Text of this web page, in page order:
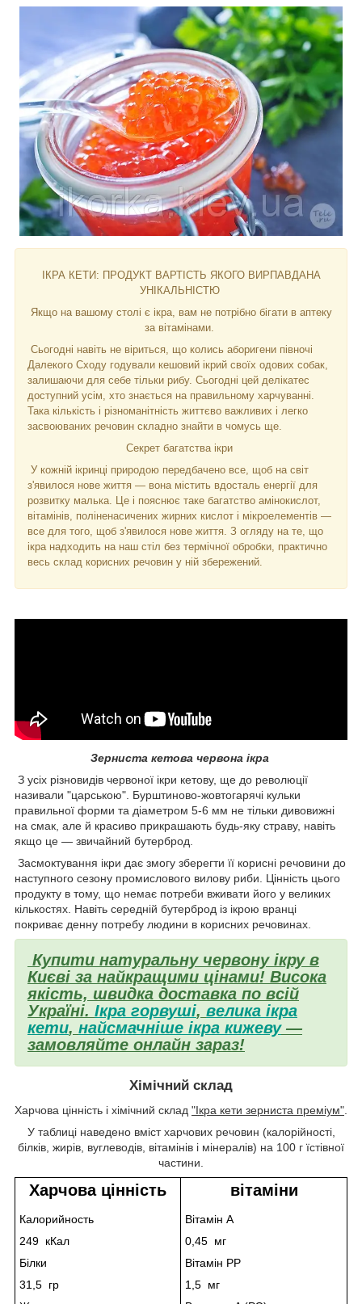
ІКРА КЕТИ: ПРОДУКТ ВАРТІСТЬ ЯКОГО ВИРПАВДАНА
УНІКАЛЬНІСТЮ
Якщо на вашому столі є ікра, вам не потрібно бігати в аптеку
за вітамінами.
Сьогодні навіть не віриться, що колись аборигени півночі
Далекого Сходу годували кешовий ікрий своїх одових собак,
залишаючи для себе тільки рибу. Сьогодні цей делікатес
доступний усім, хто знається на правильному харчуванні.
Така кількість і різноманітність життєво важливих і легко
засвоюваних речовин складно знайти в чомусь ще.
Секрет багатства ікри
У кожній ікринці природою передбачено все, щоб на світ
з'явилося нове життя — вона містить вдосталь енергії для
розвитку малька. Це і пояснює таке багатство амінокислот,
вітамінів, поліненасичених жирних кислот і мікроелементів —
все для того, щоб з'явилося нове життя. З огляду на те, що
ікра надходить на наш стіл без термічної обробки, практично
весь склад корисних речовин у ній збережений.
Зерниста кетова червона ікра
З усіх різновидів червоної ікри кетову, ще до революції
називали "царською". Бурштиново-жовтогарячі кульки
правильної форми та діаметром 5-6 мм не тільки дивовижні
на смак, але й красиво прикрашають будь-яку страву, навіть
якщо це — звичайний бутерброд.
Засмоктування ікри дає змогу зберегти її корисні речовини до
наступного сезону промислового вилову риби. Цінність цього
продукту в тому, що немає потреби вживати його у великих
кількостях. Навіть середній бутерброд із ікрою вранці
покриває денну потребу людини в корисних речовинах.
Купити натуральну червону ікру в
Києві за найкращими цінами! Висока
якість, швидка доставка по всій
Україні. Ікра горвуші, велика ікра
кети, найсмачніше ікра кижеву—
замовляйте онлайн зараз!
Хімічний склад
Харчова цінність і хімічний склад "Ікра кети зерниста преміум"
У таблиці наведено вміст харчових речовин (калорійності,
білків, жирів, вуглеводів, вітамінів і мінералів) на 100 г їстівної
частини.
Харчова цінність
Калорийность
249 кКал
Білки
31,5 гр
вітаміни
Вітамін A
0,45 мг
Вітамін PP
1,5 мг